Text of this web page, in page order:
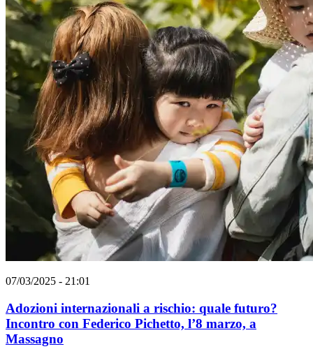
07/03/2025 - 21:01
Adozioni internazionali a rischio: quale futuro?
Incontro con Federico Pichetto, l’8 marzo, a
Massagno